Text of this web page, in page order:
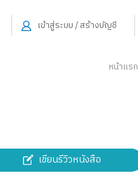
เข้าสู่ระบบ / สร้างบัญชี
หน้าแรก
เขียนรีวิวหนังสือ